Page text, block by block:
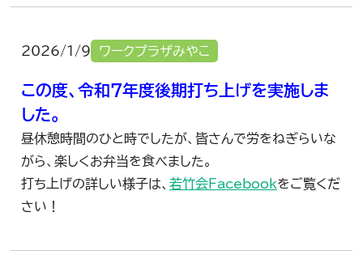
2026/1/9 ワークプラザみやこ
この度、令和7年度後期打ち上げを実施しま
した。
昼休憩時間のひと時でしたが、皆さんで労をねぎらいな
がら、楽しくお弁当を食べました。
打ち上げの詳しい様子は、若竹会Facebookをご覧くだ
さい！